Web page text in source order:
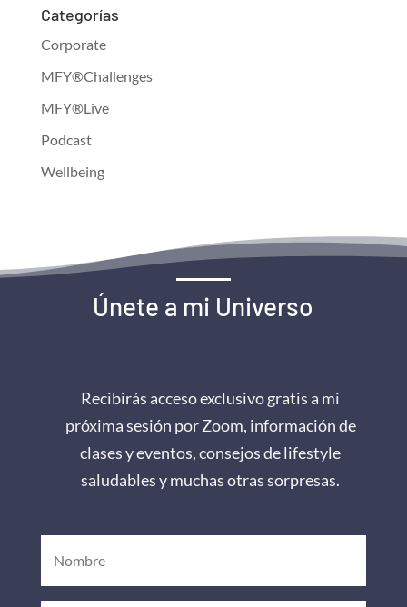
Categorías
Corporate
MFY®Challenges
MFY®Live
Podcast
Wellbeing
Únete a mi Universo
Recibirás acceso exclusivo gratis a mi
próxima sesión por Zoom, información de
clases y eventos, consejos de lifestyle
saludables y muchas otras sorpresas.